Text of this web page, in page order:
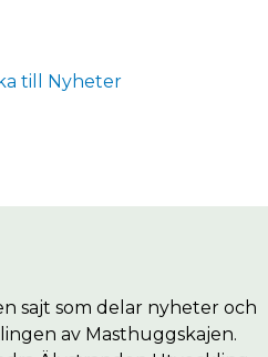
till Nyheter
sajt som delar nyheter och
av Masthuggskajen.